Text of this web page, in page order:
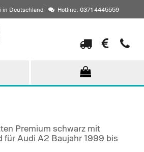
in Deutschland Hotline: 0371 4445559
Premium schwarz mit
für Audi A2 Baujahr 1999 bis